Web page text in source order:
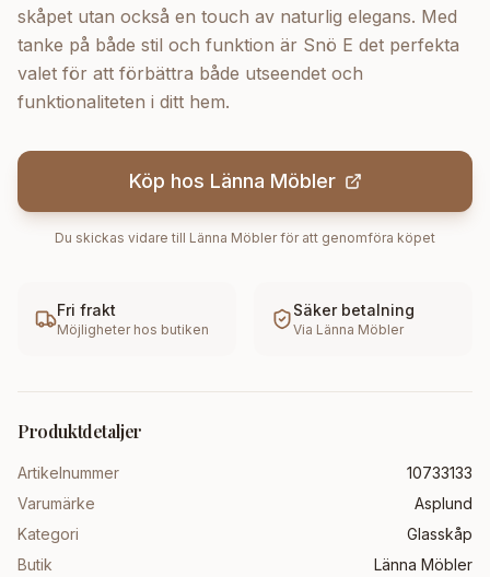
skåpet utan också en touch av naturlig elegans. Med
tanke på både stil och funktion är Snö E det perfekta
valet för att förbättra både utseendet och
funktionaliteten i ditt hem.
Köp hos Länna Möbler
Du skickas vidare till Länna Möblerför att genomföra köpet
Fri frakt
Möjligheter hos butiken
Säker betalning
Via Länna Möbler
Produktdetaljer
Artikelnummer
10733133
Varumärke
Asplund
Kategori
Glasskåp
Butik
Länna Möbler